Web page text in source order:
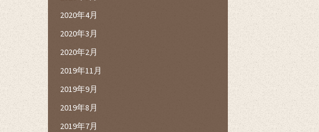
2020年4月
2020年3月
2020年2月
2019年11月
2019年9月
2019年8月
2019年7月